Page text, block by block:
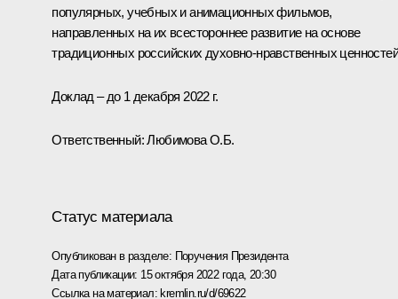
популярных, учебных и анимационных фильмов,
направленных на их всестороннее развитие на основе
традиционных российских духовно-нравственных
Доклад – до 1 декабря 2022 г.
Ответственный: Любимова О.Б.
Статус материала
Опубликован в разделе: Поручения Президента
Дата публикации: 15 октября 2022 года, 20:30
Ссылка на материал: kremlin.ru/d/69622